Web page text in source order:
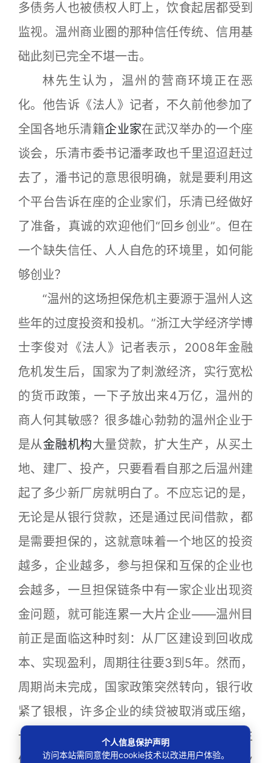
多债务人也被债权人盯上，饮食起居都受到
监视。温州商业圈的那种信任传统、信用基
础此刻已完全不堪一击。
林先生认为，温州的营商环境正在恶
化。他告诉《法人》记者，不久前他参加了
全国各地乐清籍企业家在武汉举办的一个座
谈会，乐清市委书记潘孝政也千里迢迢赶过
去了，潘书记的意思很明确，就是要利用这
个平台告诉在座的企业家们，乐清已经做好
了准备，真诚的欢迎他们“回乡创业”。但在
一个缺失信任、人人自危的环境里，如何能
够创业？
“温州的这场担保危机主要源于温州人这
些年的过度投资和投机。”浙江大学经济学博
士李俊对《法人》记者表示，2008年金融
危机发生后，国家为了刺激经济，实行宽松
的货币政策，一下子放出来4万亿，温州的
商人何其敏感？很多雄心勃勃的温州企业于
是从金融机构大量贷款，扩大生产，从买土
地、建厂、投产，只要看看自那之后温州建
起了多少新厂房就明白了。不应忘记的是，
无论是从银行贷款，还是通过民间借款，都
是需要担保的，这就意味着一个地区的投资
越多，企业越多，参与担保和互保的企业也
会越多，一旦担保链条中有一家企业出现资
金问题，就可能连累一大片企业——温州目
前正是面临这种时刻：从厂区建设到回收成
本、实现盈利，周期往往要3到5年。然而，
周期尚未完成，国家政策突然转向，银行收
紧了银根，许多企业的续贷被取消或压缩，
一些势单力薄的企业失去了资金来源，发生
债务危机，甚至关门停业，为其担保的企业
个人信息保护声明
访问本站需同意使用cookie技术以改进用户体验。